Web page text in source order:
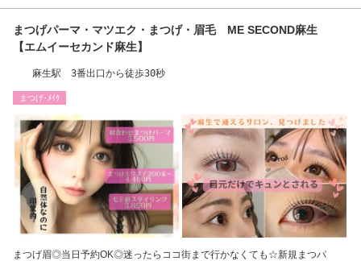
まつげパーマ・マツエク・まつげ・眉毛 ME SECOND麻生
【エムイーセカンド麻生】
麻生駅 3番出口から徒歩30秒
まつげ･ﾒｲｸ
まつげ眉◎当日予約OK◎迷ったらココ街まで行かなくても☆新規まつパ